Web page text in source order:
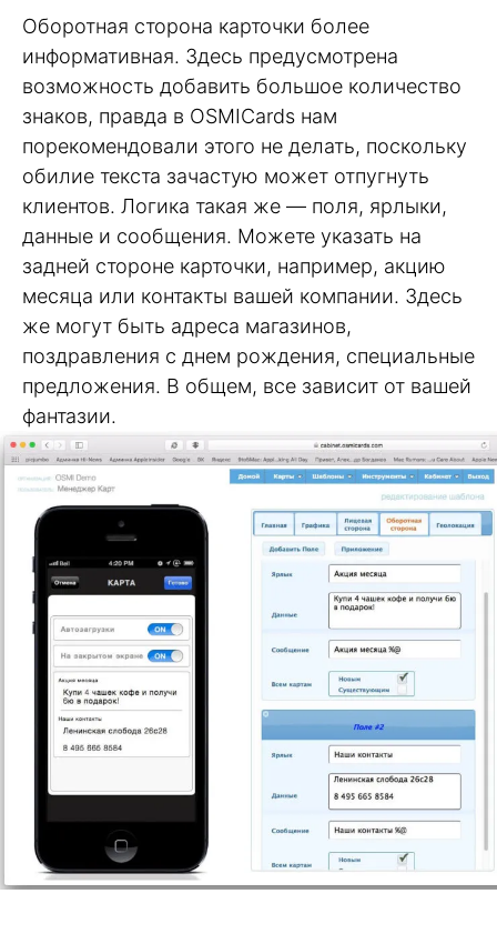
Оборотная сторона карточки более
информативная. Здесь предусмотрена
возможность добавить большое количество
знаков, правда в OSMICards нам
порекомендовали этого не делать, поскольку
обилие текста зачастую может отпугнуть
клиентов. Логика такая же — поля, ярлыки,
данные и сообщения. Можете указать на
задней стороне карточки, например, акцию
месяца или контакты вашей компании. Здесь
же могут быть адреса магазинов,
поздравления с днем рождения, специальные
предложения. В общем, все зависит от вашей
фантазии.